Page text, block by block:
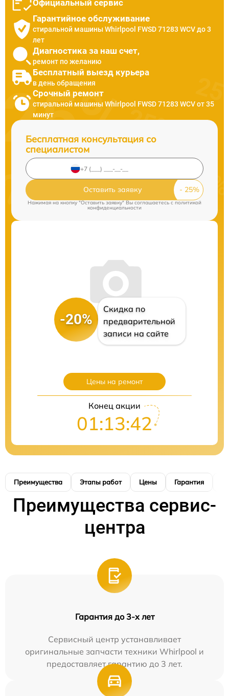
Официальный сервис
Гарантийное обслуживание
стиральной машины Whirlpool FWSD 71283 WCV до 3
лет
Диагностика за наш счет,
ремонт по желанию
Бесплатный выезд курьера
в день обращения
Срочный ремонт
стиральной машины Whirlpool FWSD 71283 WCV от 35
минут
Бесплатная консультация со
специалистом
Оставить заявку
Нажимая на кнопку "Оставить заявку" Вы соглашаетесь c политикой
конфиденциальности
-20%
Скидка по
предварительной
записи на сайте
Цены на ремонт
Конец акции
01:13:41
Преимущества Этапы работ Цены Гарантия
Преимущества сервис-
центра
Гарантия до 3-х лет
Сервисный центр устанавливает
оригинальные запчасти техники Whirlpool и
предоставляет гарантию до 3 лет.